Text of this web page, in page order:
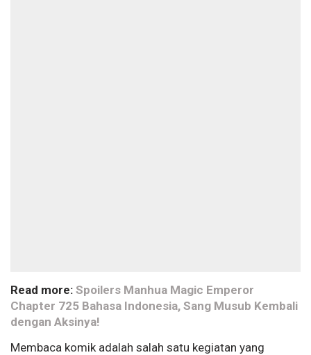
Read more: Spoilers Manhua Magic Emperor
Chapter 725 Bahasa Indonesia, Sang Musub Kembali
dengan Aksinya!
Membaca komik adalah salah satu kegiatan yang